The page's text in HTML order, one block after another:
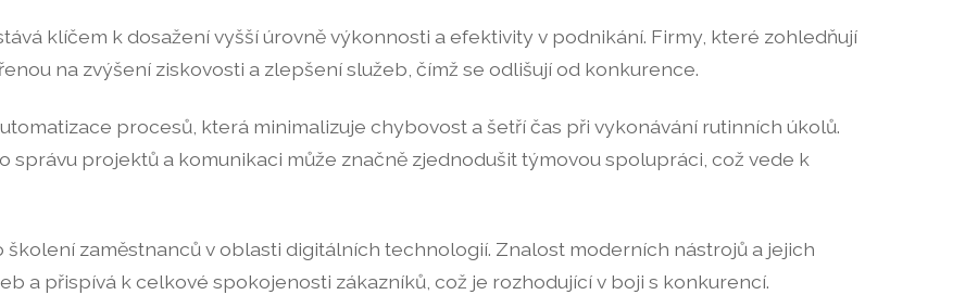
klíčem k dosažení vyšší úrovně výkonnosti a efektivity v podnikání. Firmy, které zohledňují
na zvýšení ziskovosti a zlepšení služeb, čímž se odlišují od konkurence.
procesů, která minimalizuje chybovost a šetří čas při vykonávání rutinních úkolů.
správu projektů a komunikaci může značně zjednodušit týmovou spolupráci, což vede k
zaměstnanců v oblasti digitálních technologií. Znalost moderních nástrojů a jejich
a přispívá k celkové spokojenosti zákazníků, což je rozhodující v boji s konkurencí.